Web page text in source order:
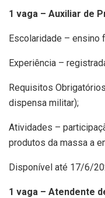
1 vaga – Auxiliar de
Escolaridade – ensino
Experiência –
Requisitos
dispensa militar);
Atividades –
produtos da massa a
Disponível até 17/6/
1 vaga – Atendente